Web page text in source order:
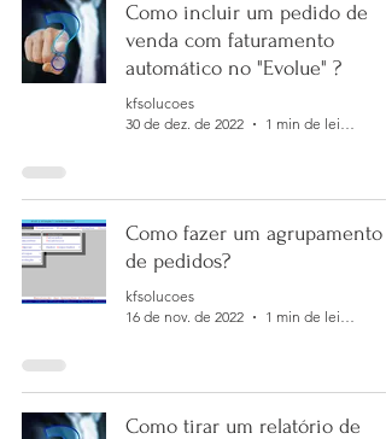
Como incluir um pedido de
venda com faturamento
automático no "Evolue" ?
kfsolucoes
30 de dez. de 2022
1 min de leitura
Como fazer um agrupamento
de pedidos?
kfsolucoes
16 de nov. de 2022
1 min de leitura
Como tirar um relatório de